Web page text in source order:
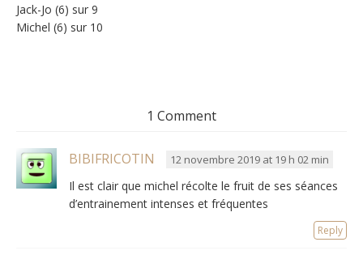
Jack-Jo (6) sur 9
Michel (6) sur 10
1 Comment
BIBIFRICOTIN 12 novembre 2019 at 19 h 02 min
Il est clair que michel récolte le fruit de ses séances
d’entrainement intenses et fréquentes
Reply